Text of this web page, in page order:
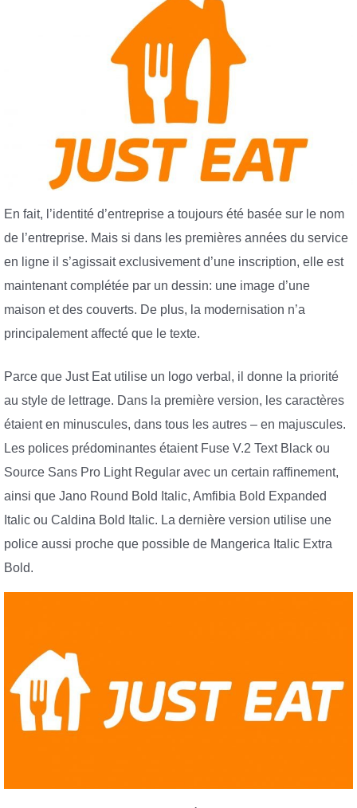
En fait, l’identité d’entreprise a toujours été basée sur le nom
de l’entreprise. Mais si dans les premières années du service
en ligne il s’agissait exclusivement d’une inscription, elle est
maintenant complétée par un dessin: une image d’une
maison et des couverts. De plus, la modernisation n’a
principalement affecté que le texte.
Parce que Just Eat utilise un logo verbal, il donne la priorité
au style de lettrage. Dans la première version, les caractères
étaient en minuscules, dans tous les autres – en majuscules.
Les polices prédominantes étaient Fuse V.2 Text Black ou
Source Sans Pro Light Regular avec un certain raffinement,
ainsi que Jano Round Bold Italic, Amfibia Bold Expanded
Italic ou Caldina Bold Italic. La dernière version utilise une
police aussi proche que possible de Mangerica Italic Extra
Bold.